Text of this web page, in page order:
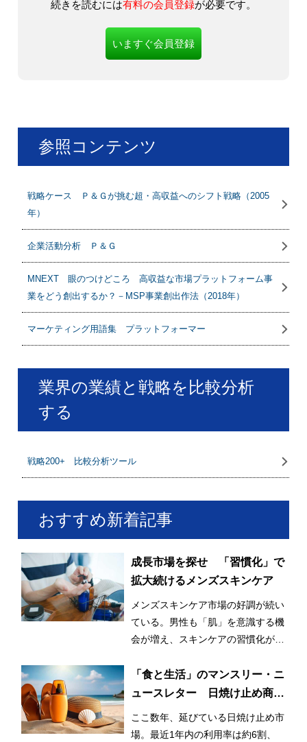
続きを読むには有料の会員登録が必要です。
いますぐ会員登録
参照コンテンツ
戦略ケース Ｐ＆Ｇが挑む超・高収益へのシフト戦略（2005
年）
企業活動分析 Ｐ＆Ｇ
MNEXT 眼のつけどころ 高収益な市場プラットフォーム事
業をどう創出するか？－MSP事業創出作法（2018年）
マーケティング用語集 プラットフォーマー
業界の業績と戦略を比較分析
する
戦略200+ 比較分析ツール
おすすめ新着記事
成長市場を探せ 「習慣化」で
拡大続けるメンズスキンケア
メンズスキンケア市場の好調が続い
ている。男性も「肌」を意識する機
会が増え、スキンケアの習慣化が始
「食と生活」のマンスリー・ニ
ュースレター 日焼け止め商品
の利用率が3割増！ 日常的かつ
早期化・長期化する日焼け止め
ここ数年、延びている日焼け止め市
場。最近1年内の利用率は約6割、